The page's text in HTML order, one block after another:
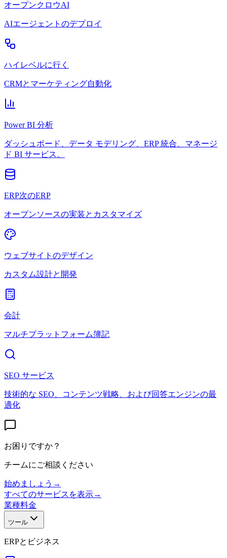
オープンクロウAI
AIエージェントのデプロイ
ハイレベルに行く
CRMとマーケティング自動化
Power BI 分析
ダッシュボード、データ モデリング、ERP 統合、マネージ
ド BI サービス。
ERP次のERP
オープンソースの実装とカスタマイズ
ウェブサイトのデザイン
カスタム設計と開発
会計
マルチプラットフォーム簿記
SEO サービス
技術的な SEO、コンテンツ戦略、および回答エンジンの最
適化
お困りですか？
チームにご相談ください
始めましょう →
すべてのサービスを表示→
業種料金
ツール
ERPとビジネス